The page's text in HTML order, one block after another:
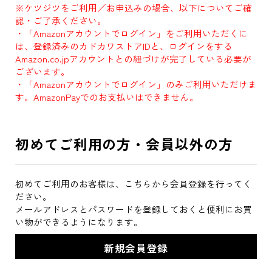
※ケツジツをご利用／お申込みの場合、以下についてご確
認・ご了承ください。
・「Amazonアカウントでログイン」をご利用いただくに
は、登録済みのカドカワストアIDと、ログインをする
Amazon.co.jpアカウントとの紐づけが完了している必要が
ございます。
・「Amazonアカウントでログイン」のみご利用いただけま
す。AmazonPayでのお支払いはできません。
初めてご利用の方・会員以外の方
初めてご利用のお客様は、こちらから会員登録を行ってく
ださい。
メールアドレスとパスワードを登録しておくと便利にお買
い物ができるようになります。